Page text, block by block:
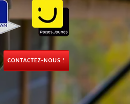
CONTACTEZ-NOUS !